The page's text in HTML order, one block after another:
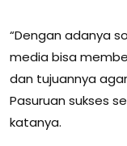
“Dengan adanya
media bisa
dan tujuannya
Pasuruan sukses
katanya.